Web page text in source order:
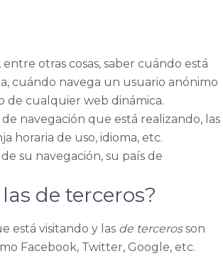
otras cosas, saber cuándo está
cuándo navega un usuario anónimo
de cualquier web dinámica.
navegación que está realizando, las
horaria de uso, idioma, etc.
su navegación, su país de
de terceros?
está visitando y las de tercerosson
Facebook, Twitter, Google, etc.